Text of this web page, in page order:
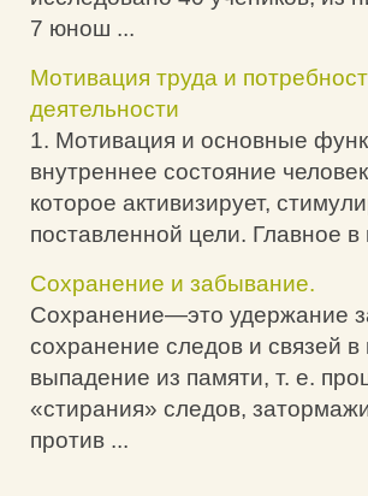
7 юнош ...
Мотивация труда и
деятельности
1. Мотивация и основные
внутреннее состояние
которое активизирует,
поставленной цели. Главное
Сохранение и забывание.
Сохранение—это удержание
сохранение следов и связей
выпадение из памяти, т. е.
«стирания» следов,
против ...